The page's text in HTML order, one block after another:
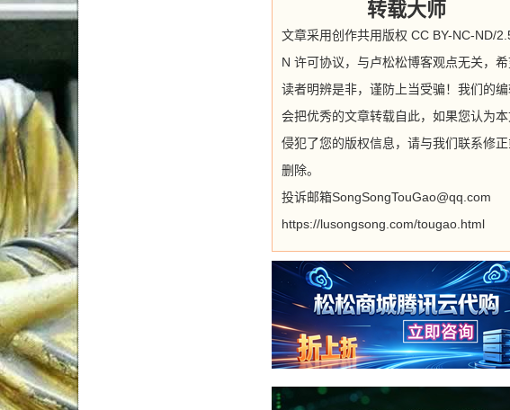
转载大师
文章采用创作共用版权 CC BY-NC-ND/
N 许可协议，与卢松松博客观点无关，
读者明辨是非，谨防上当受骗！我们的
会把优秀的文章转载自此，如果您认为
侵犯了您的版权信息，请与我们联系修
删除。
投诉邮箱SongSongTouGao@qq.com
https://lusongsong.com/tougao.html